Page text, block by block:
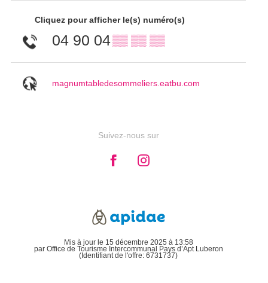
Cliquez pour afficher le(s) numéro(s)
04 90 04▒▒ ▒▒ ▒▒
magnumtabledesommeliers.eatbu.com
Suivez-nous sur
Mis à jour le 15 décembre 2025 à 13:58
par Office de Tourisme Intercommunal Pays d’Apt Luberon
(Identifiant de l'offre: 6731737)